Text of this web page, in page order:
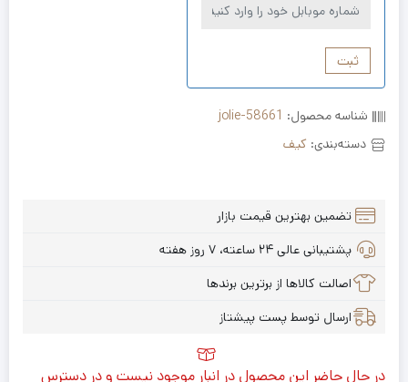
ثبت
شناسه محصول: jolie-58661
دسته‌بندی: کیف
تضمین بهترین قیمت بازار
پشتیبانی عالی ۲۴ ساعته، ۷ روز هفته
اصالت کالاها از برترین برندها
ارسال توسط پست پیشتاز
در حال حاضر این محصول در انبار موجود نیست و در دسترس